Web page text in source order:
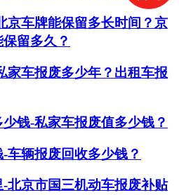
京车牌能保留多长时间？京
留多久？
家车报废多少年？出租车报
钱-私家车报废值多少钱？
车辆报废回收多少钱？
北京市国三机动车报废补贴